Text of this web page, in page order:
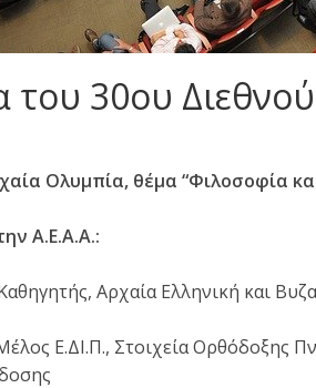
30ου
Ολυμπία, θέμα “Φιλοσοφία
Α.Ε.Α.Α.:
Αρχαία Ελληνική και
Ε.ΔΙ.Π., Στοιχεία Ορθόδοξης